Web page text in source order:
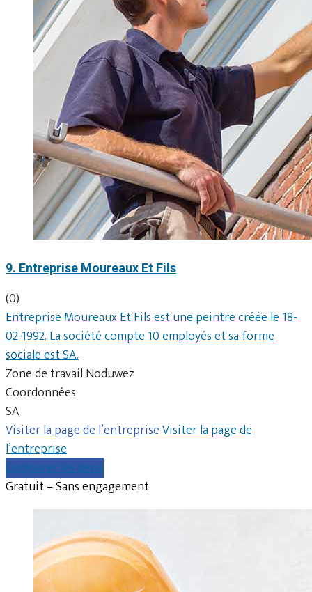
9. Entreprise Moureaux Et Fils
(0)
Entreprise Moureaux Et Fils est une peintre créée le 18-
02-1992. La société compte 10 employés et sa forme
sociale est SA.
Zone de travail Noduwez
Coordonnées
SA
Visiter la page de l’entrepriseVisiter la page de
l’entreprise
Comparer les devis
Gratuit – Sans engagement